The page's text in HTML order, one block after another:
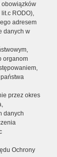
obowiązków
RODO),
adresem
danych w
organom
przez okres
danych
Ochrony